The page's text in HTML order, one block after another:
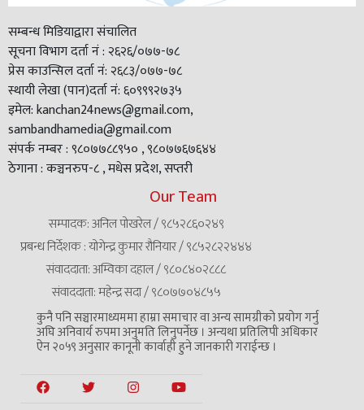
सम्बन्ध मिडियाद्वारा संचालित
सूचना विभाग दर्ता नं : २६२६/०७७-७८
प्रेस काउन्सिल दर्ता नं: २६८३/०७७-७८
स्थायी लेखा (पान)दर्ता नं: ६०९९९२७३५
इमेल: kanchan24news@gmail.com,
sambandhamedia@gmail.com
संपर्क नम्बर : ९८०७७८८९५० , ९८०७७६७६४४
ठेगाना : कञ्चनरुप-८ , मधेस प्रदेश, सप्तरी
Our Team
सम्पादक: अनिल पोखरेल / ९८५२८६०२४९
प्रबन्ध निर्देशक : योगेन्द्र कुमार रौनियार / ९८५२८२२४४४
संवाददाता: अम्विका दहाल / ९८०८४०२८८८
संवाददाता: महेन्द्र सदा / ९८०७७०४८५५
कुनै पनि सञ्चारमाध्यममा हाम्रा समाचार वा अन्य सामग्रीको प्रयोग गर्नु
अघि अनिवार्य रुपमा अनुमति लिनुपर्नेछ । अन्यथा प्रतिलिपी अधिकार
ऐन २०५९ अनुसार कानूनी कार्वाही हुने जानकारी गराईन्छ ।